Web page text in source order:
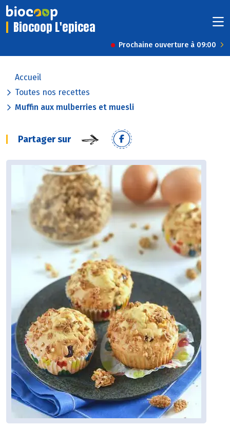
Biocoop L'epicea
Prochaine ouverture à 09:00
Accueil
Toutes nos recettes
Muffin aux mulberries et muesli
Partager sur